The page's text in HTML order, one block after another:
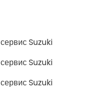
Suzuki
Suzuki
Suzuki